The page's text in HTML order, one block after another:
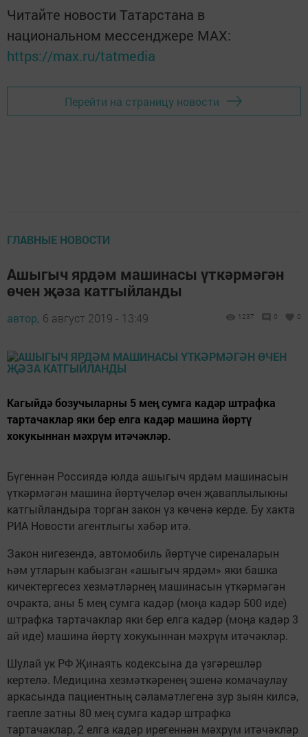
Читайте новости Татарстана в
национальном мессенджере MАХ:
https://max.ru/tatmedia
Перейти на страницу новости
ГЛАВНЫЕ НОВОСТИ
Ашыгыч ярдәм машинасы үткәрмәгән
өчен җәза катгыйланды
автор, 6 август 2019 - 13:49 1237 0 0
Кагыйдә бозучыларны 5 мең сумга кадәр штрафка
тартачаклар яки бер елга кадәр машина йөртү
хокукыннан мәхрүм итәчәкләр.
Бүгеннән Россиядә юлда ашыгыч ярдәм машинасын
үткәрмәгән машина йөртүчеләр өчен җаваплылыкны
катгыйландыра торган закон үз көченә керде. Бу хакта
РИА Новости агентлыгы хәбәр итә.
Закон нигезендә, автомобиль йөртүче сиреналарын
һәм утларын кабызган «ашыгыч ярдәм» яки башка
кичектергесез хезмәтләрнең машинасын үткәрмәгән
очракта, аны 5 мең сумга кадәр (моңа кадәр 500 иде)
штрафка тартачаклар яки бер елга кадәр (моңа кадәр 3
ай иде) машина йөртү хокукыннан мәхрүм итәчәкләр.
Шулай ук РФ Җинаять кодексына да үзгәрешләр
кертелә. Медицина хезмәткәренең эшенә комачаулау
аркасында пациентның сәламәтлегенә зур зыян килсә,
гаепле затны 80 мең сумга кадәр штрафка
тартачаклар, 2 елга кадәр ирегеннән мәхрүм итәчәкләр